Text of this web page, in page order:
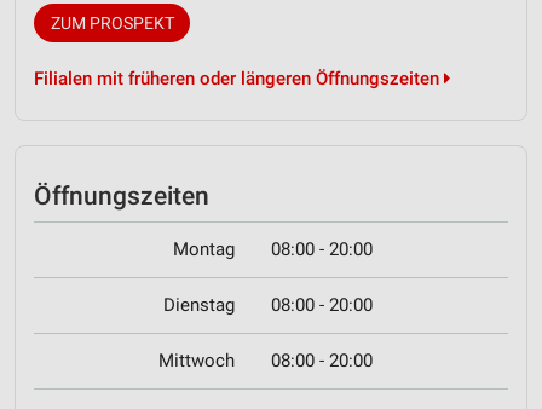
ZUM PROSPEKT
Filialen mit früheren oder längeren Öffnungszeiten
Öffnungszeiten
Montag 08:00 - 20:00
Dienstag 08:00 - 20:00
Mittwoch 08:00 - 20:00